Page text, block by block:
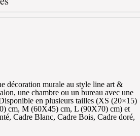
décoration murale au style line art &
une chambre ou un bureau avec une
en plusieurs tailles (XS (20×15)
cm, M (60X45) cm, L (90X70) cm) et
Cadre Blanc, Cadre Bois, Cadre doré,